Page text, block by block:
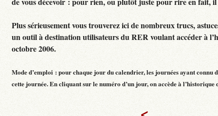
Plus sérieusement vous trouverez ici de nombreux trucs,
un outil à destination utilisateurs du RER voulant accéder à
octobre 2006.
Mode d’emploi : pour chaque jour du calendrier, les journées ayant connu
cette journée. En cliquant sur le numéro d’un jour, on accède à l’historique